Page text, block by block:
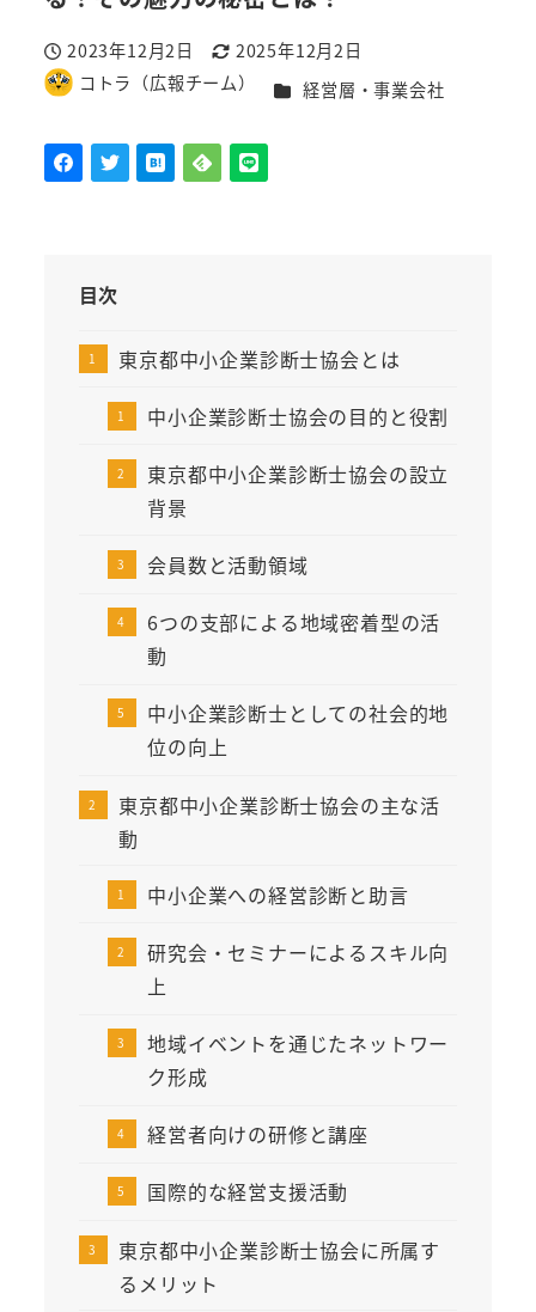
投稿日
2023年12月2日
更新日
2025年12月2日
著
コトラ（広報チーム） カテゴリー
経営層・事業会社
目次
東京都中小企業診断士協会とは
中小企業診断士協会の目的と役割
東京都中小企業診断士協会の設立
背景
会員数と活動領域
6つの支部による地域密着型の活
動
中小企業診断士としての社会的地
位の向上
東京都中小企業診断士協会の主な活
動
中小企業への経営診断と助言
研究会・セミナーによるスキル向
上
地域イベントを通じたネットワー
ク形成
経営者向けの研修と講座
国際的な経営支援活動
東京都中小企業診断士協会に所属す
るメリット